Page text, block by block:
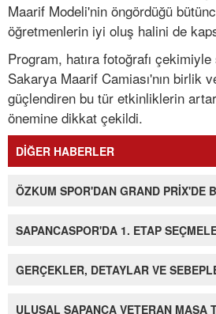
Maarif Modeli'nin öngördüğü
öğretmenlerin iyi oluş halini de
Program, hatıra fotoğrafı
Sakarya Maarif Camiası'nın birlik
güçlendiren bu tür etkinliklerin
önemine dikkat çekildi.
DİĞER HABERLER
ÖZKUM SPOR'DAN GRAND PRİX'DE
SAPANCASPOR'DA 1. ETAP
GERÇEKLER, DETAYLAR VE
ULUSAL SAPANCA VETERAN MASA